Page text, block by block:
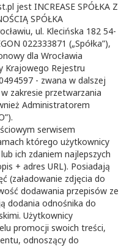
jest INCREASE SPÓŁKA Z
SPÓŁKA
ul. Klecińska 182 54-
022333871 („Spółka”),
dla Wrocławia
Krajowego Rejestru
- zwana w dalszej
zakresie przetwarzania
Administratorem
serwisem
którego użytkownicy
ich zdaniem najlepszych
+ adres URL). Posiadają
(załadowanie zdjęcia do
dodawania przepisów ze
dodania odnośnika do
Użytkownicy
promocji swoich treści,
odnoszący do